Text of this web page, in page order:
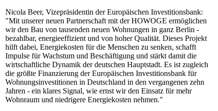
Nicola Beer, Vizepräsidentin der Europäischen Investitionsbank:
"Mit unserer neuen Partnerschaft mit der HOWOGE ermöglichen
wir den Bau von tausenden neuen Wohnungen in ganz Berlin -
bezahlbar, energieeffizient und von hoher Qualität. Dieses Projekt
hilft dabei, Energiekosten für die Menschen zu senken, schafft
Impulse für Wachstum und Beschäftigung und stärkt damit die
wirtschaftliche Dynamik der deutschen Hauptstadt. Es ist zugleich
die größte Finanzierung der Europäischen Investitionsbank für
Wohnungsinvestitionen in Deutschland in den vergangenen zehn
Jahren - ein klares Signal, wie ernst wir den Einsatz für mehr
Wohnraum und niedrigere Energiekosten nehmen."